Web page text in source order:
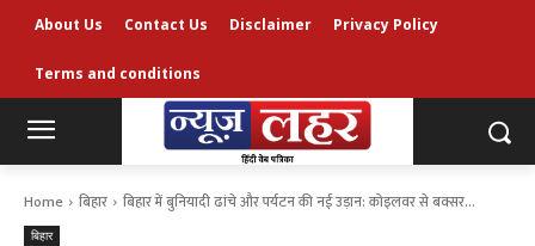
About Us Contact Us Disclaimer Privacy Policy
Terms and conditions
Home बिहार बिहार में बुनियादी ढांचे और पर्यटन की नई उड़ान: कोइलवर से बक्सर...
बिहार